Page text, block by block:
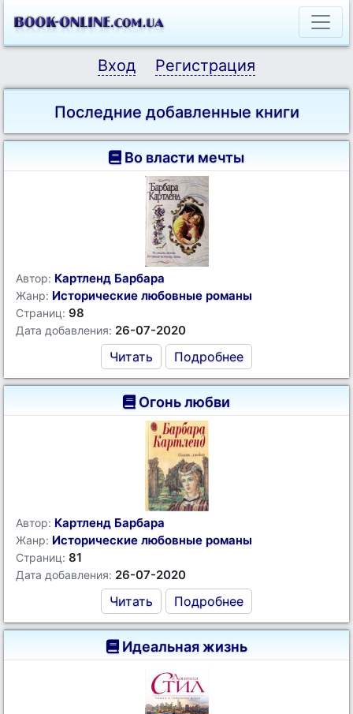
Вход Регистрация
Последние добавленные книги
Во власти мечты
Автор: Картленд Барбара
Жанр: Исторические любовные романы
Страниц: 98
Дата добавления: 26-07-2020
Читать Подробнее
Огонь любви
Автор: Картленд Барбара
Жанр: Исторические любовные романы
Страниц: 81
Дата добавления: 26-07-2020
Читать Подробнее
Идеальная жизнь